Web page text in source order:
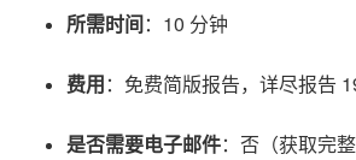
所需时间：10 分钟
费用：免费简版报告，详尽报告
是否需要电子邮件：否（获取完整